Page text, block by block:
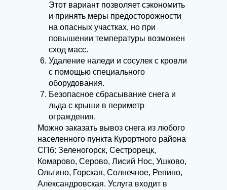
Этот вариант позволяет сэкономить
и принять меры предосторожности
на опасных участках, но при
повышении температуры возможен
сход масс.
Удаление наледи и сосулек с кровли
с помощью специального
оборудования.
Безопасное сбрасывание снега и
льда с крыши в периметр
ограждения.
Можно заказать вывоз снега из любого
населенного пункта Курортного района
СПб: Зеленогорск, Сестрорецк,
Комарово, Серово, Лисий Нос, Ушково,
Ольгино, Горская, Солнечное, Репино,
Александровская. Услуга входит в